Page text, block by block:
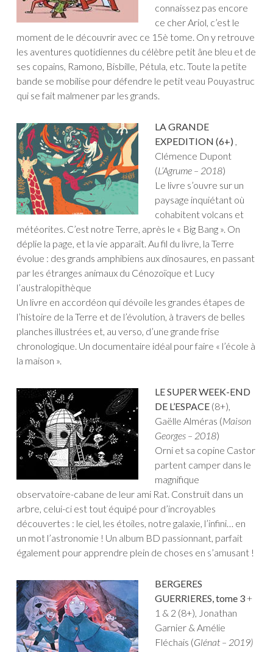
connaissez pas encore
ce cher Ariol, c’est le
moment de le découvrir avec ce 15è tome. On y retrouve
les aventures quotidiennes du célèbre petit âne bleu et de
ses copains, Ramono, Bisbille, Pétula, etc. Toute la petite
bande se mobilise pour défendre le petit veau Pouyastruc
qui se fait malmener par les grands.
LA GRANDE
EXPEDITION (6+) ,
Clémence Dupont
(L’Agrume – 2018)
Le livre s’ouvre sur un
paysage inquiétant où
cohabitent volcans et
météorites. C’est notre Terre, après le « Big Bang ». On
déplie la page, et la vie apparaît. Au fil du livre, la Terre
évolue : des grands amphibiens aux dinosaures, en passant
par les étranges animaux du Cénozoïque et Lucy
l’australopithèque
Un livre en accordéon qui dévoile les grandes étapes de
l’histoire de la Terre et de l’évolution, à travers de belles
planches illustrées et, au verso, d’une grande frise
chronologique. Un documentaire idéal pour faire « l’école à
la maison ».
LE SUPER WEEK-END
DE L’ESPACE (8+),
Gaëlle Alméras (Maison
Georges – 2018)
Orni et sa copine Castor
partent camper dans le
magnifique
observatoire-cabane de leur ami Rat. Construit dans un
arbre, celui-ci est tout équipé pour d’incroyables
découvertes : le ciel, les étoiles, notre galaxie, l’infini… en
un mot l’astronomie ! Un album BD passionnant, parfait
également pour apprendre plein de choses en s’amusant !
BERGERES
GUERRIERES, tome 3+
1 & 2 (8+), Jonathan
Garnier & Amélie
Fléchais (Glénat – 2019)